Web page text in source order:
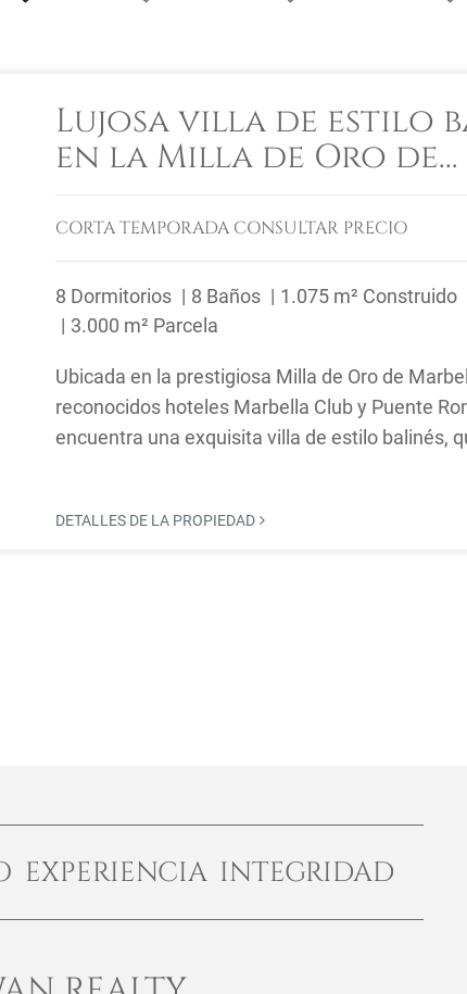
Lujosa villa de estilo
en la Milla de Oro de
Marbella, a paseo de
CORTA TEMPORADA CONSULTAR PRECIO
8 Dormitorios 8 Baños
1.075 m² Construido
3.000 m² Parcela
Ubicada en la prestigiosa Milla de Oro de
reconocidos hoteles Marbella Club y Puente
encuentra una exquisita villa de estilo balinés,
DETALLES DE LA PROPIEDAD
EXPERIENCIA INTEGRIDAD